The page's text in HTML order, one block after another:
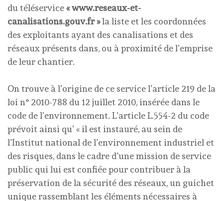
du téléservice« www.reseaux-et-
canalisations.gouv.fr »la liste et les coordonnées
des exploitants ayant des canalisations et des
réseaux présents dans, ou à proximité de l’emprise
de leur chantier.
On trouve à l’origine de ce service l’article 219 de la
loi n° 2010-788 du 12 juillet 2010, insérée dans le
code de l’environnement. L’article L.554-2 du code
prévoit ainsi qu’ « il est instauré, au sein de
l’Institut national de l’environnement industriel et
des risques, dans le cadre d’une mission de service
public qui lui est confiée pour contribuer à la
préservation de la sécurité des réseaux, un guichet
unique rassemblant les éléments nécessaires à